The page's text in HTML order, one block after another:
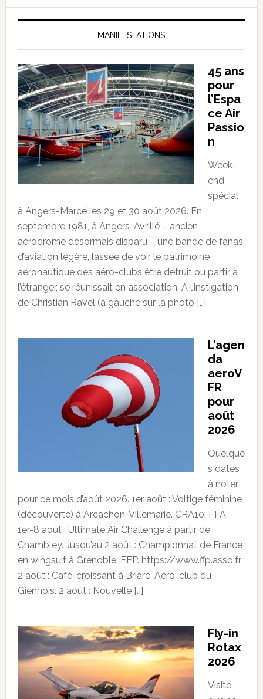
MANIFESTATIONS
45 ans
pour
l’Espa
ce Air
Passio
n
Week-
end
spécial
à Angers-Marcé les 29 et 30 août 2026. En
septembre 1981, à Angers-Avrillé – ancien
aérodrome désormais disparu – une bande de fanas
d’aviation légère, lassée de voir le patrimoine
aéronautique des aéro-clubs être détruit ou partir à
l’étranger, se réunissait en association. A l’instigation
de Christian Ravel (à gauche sur la photo […]
L’agen
da
aeroV
FR
pour
août
2026
Quelque
s dates
à noter
pour ce mois d’août 2026. 1er août : Voltige féminine
(découverte) à Arcachon-Villemarie. CRA10. FFA.
1er-8 août : Ultimate Air Challenge à partir de
Chambley. Jusqu’au 2 août : Championnat de France
en wingsuit à Grenoble. FFP. https://www.ffp.asso.fr
2 août : Café-croissant à Briare. Aéro-club du
Giennois. 2 août : Nouvelle […]
Fly-in
Rotax
2026
Visite